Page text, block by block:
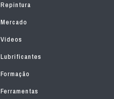
Repintura
Mercado
Vídeos
Lubrificantes
Formação
Ferramentas